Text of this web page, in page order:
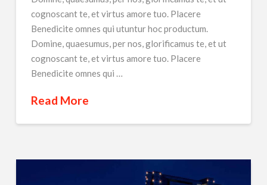
cognoscant te, et virtus amore tuo. Placere
Benedicite omnes qui utuntur hoc productum.
Domine, quaesumus, per nos, glorificamus te, et ut
cognoscant te, et virtus amore tuo. Placere
Benedicite omnes qui …
Read More